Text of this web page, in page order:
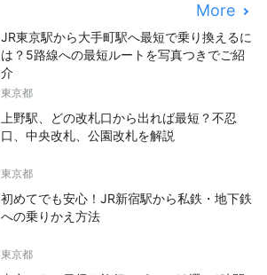
More
JR東京駅から大手町駅へ最短で乗り換えるに
は？5路線への最短ルートを写真つきでご紹
介
東京都
上野駅、どの改札口から出れば最短？不忍
口、中央改札、公園改札を解説
東京都
初めてでも安心！JR新宿駅から私鉄・地下鉄
への乗りかえ方法
東京都